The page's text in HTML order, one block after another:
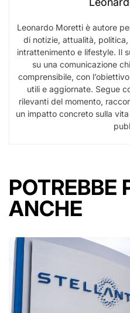
Leonardo Moretti è autore
di notizie, attualità,
intrattenimento e lifestyle. Il
su una comunicazione
comprensibile, con
utili e aggiornate. Segue
rilevanti del momento,
un impatto concreto sulla
POTREBBE
ANCHE